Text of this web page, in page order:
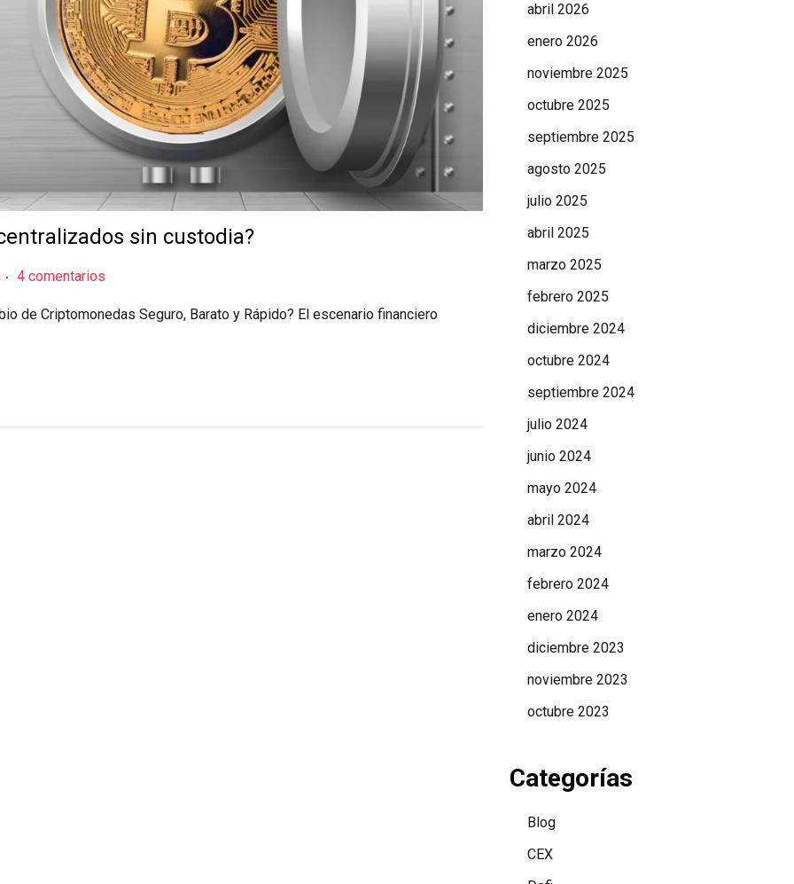
sin custodia?
. 4 comentarios
de Criptomonedas Seguro, Barato y Rápido? El escenario financiero
abril 2026
enero 2026
noviembre 2025
octubre 2025
septiembre 2025
agosto 2025
julio 2025
abril 2025
marzo 2025
febrero 2025
diciembre 2024
octubre 2024
septiembre 2024
julio 2024
junio 2024
mayo 2024
abril 2024
marzo 2024
febrero 2024
enero 2024
diciembre 2023
noviembre 2023
octubre 2023
Categorías
Blog
CEX